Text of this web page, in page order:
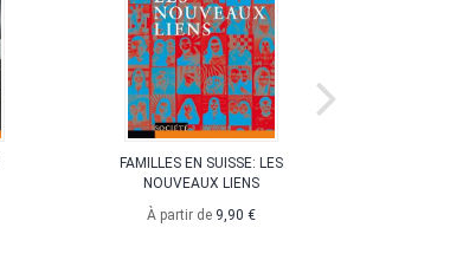
FAMILLES EN SUISSE: LES
NOUVEAUX LIENS
À partir de 9,90 €